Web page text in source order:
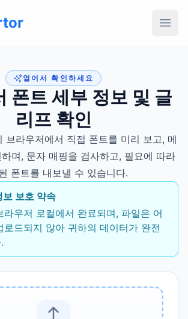
열어서 확인하세요
폰트 세부 정보 및 글
리프 확인
브라우저에서 직접 폰트를 미리 보고, 메
며, 문자 매핑을 검사하고, 필요에 따라
폰트를 내보낼 수 있습니다.
보 보호 약속
라우저 로컬에서 완료되며, 파일은 어
로드되지 않아 귀하의 데이터가 완전